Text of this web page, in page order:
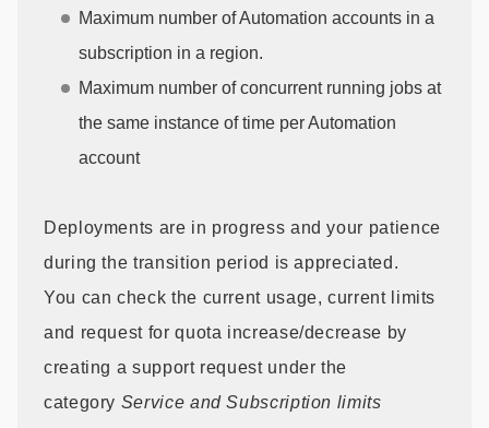
Maximum number of Automation accounts in a
subscription in a region.
Maximum number of concurrent running jobs at
the same instance of time per Automation
account
Deployments are in progress and your patience
during the transition period is appreciated.
You can check the current usage, current limits
and request for quota increase/decrease by
creating a support request under the
category Service and Subscription limits